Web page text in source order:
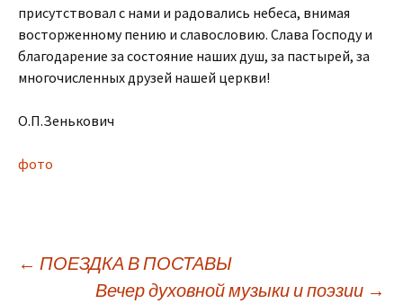
присутствовал с нами и радовались небеса, внимая
восторженному пению и славословию. Слава Господу и
благодарение за состояние наших душ, за пастырей, за
многочисленных друзей нашей церкви!
О.П.Зенькович
фото
Навигация
← ПОЕЗДКА В ПОСТАВЫ
Вечер духовной музыки и поэзии →